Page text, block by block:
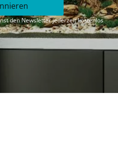
den Newsletter jederzeit kostenlos